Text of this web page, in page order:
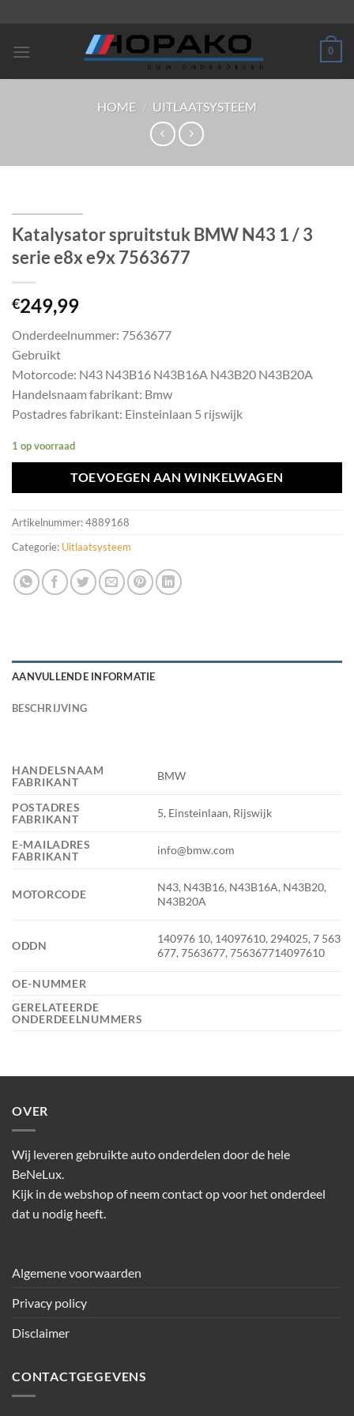
inhoud
0
HOME / UITLAATSYSTEEM
Katalysator spruitstuk BMW N43 1 / 3
serie e8x e9x 7563677
€249,99
Onderdeelnummer: 7563677
Gebruikt
Motorcode: N43 N43B16 N43B16A N43B20 N43B20A
Handelsnaam fabrikant: Bmw
Postadres fabrikant: Einsteinlaan 5 rijswijk
1 op voorraad
TOEVOEGEN AAN WINKELWAGEN
Artikelnummer:4889168
Categorie: Uitlaatsysteem
AANVULLENDE INFORMATIE
BESCHRIJVING
HANDELSNAAM
FABRIKANT
BMW
POSTADRES
FABRIKANT
5, Einsteinlaan, Rijswijk
E-MAILADRES
FABRIKANT
info@bmw.com
MOTORCODE
N43, N43B16, N43B16A, N43B20,
N43B20A
ODDN
140976 10, 14097610, 294025, 7 563
677, 7563677, 756367714097610
OE-NUMMER
GERELATEERDE
ONDERDEELNUMMERS
OVER
Wij leveren gebruikte auto onderdelen door de hele
BeNeLux.
Kijk in de webshop of neem contact op voor het onderdeel
dat u nodig heeft.
Algemene voorwaarden
Privacy policy
Disclaimer
CONTACTGEGEVENS